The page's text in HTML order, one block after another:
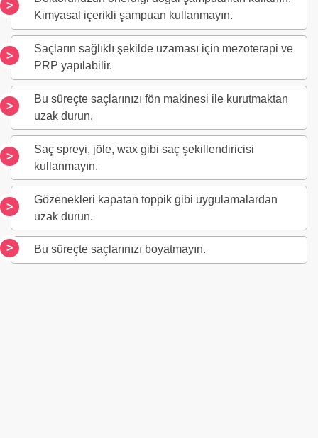
Kimyasal içerikli şampuan kullanmayın.
Saçların sağlıklı şekilde uzaması için mezoterapi ve
PRP yapılabilir.
Bu süreçte saçlarınızı fön makinesi ile kurutmaktan
uzak durun.
Saç spreyi, jöle, wax gibi saç şekillendiricisi
kullanmayın.
Gözenekleri kapatan toppik gibi uygulamalardan
uzak durun.
Bu süreçte saçlarınızı boyatmayın.